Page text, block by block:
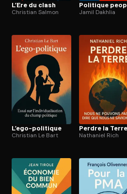
L’Ere du clash
Christian Salmon
Politique
Jamil Dakhlia
L’ego-politique
Christian Le Bart
Perdre la Terre
Nathaniel Rich